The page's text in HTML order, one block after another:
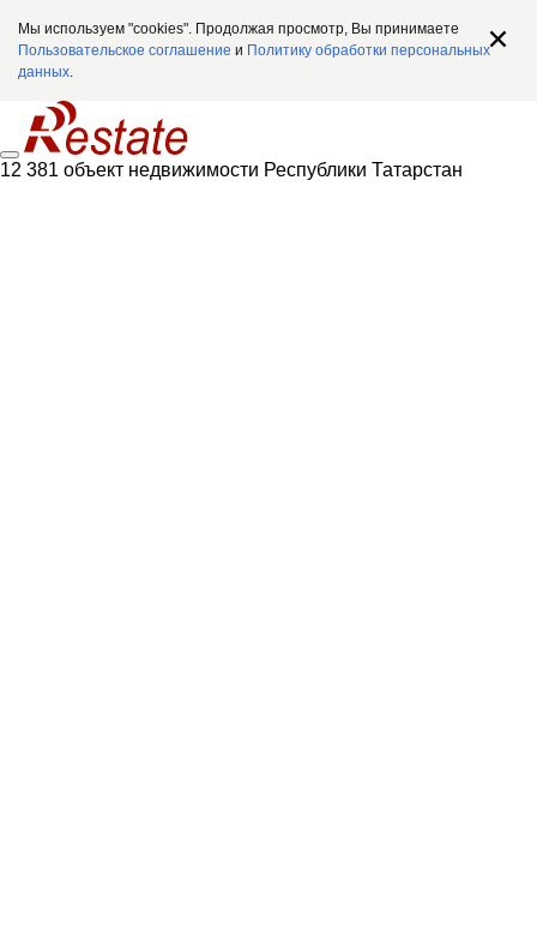
Мы используем "cookies". Продолжая просмотр, Вы принимаете
Пользовательское соглашение и Политику обработки персональных
данных.
12 381 объект недвижимости Республики Татарстан